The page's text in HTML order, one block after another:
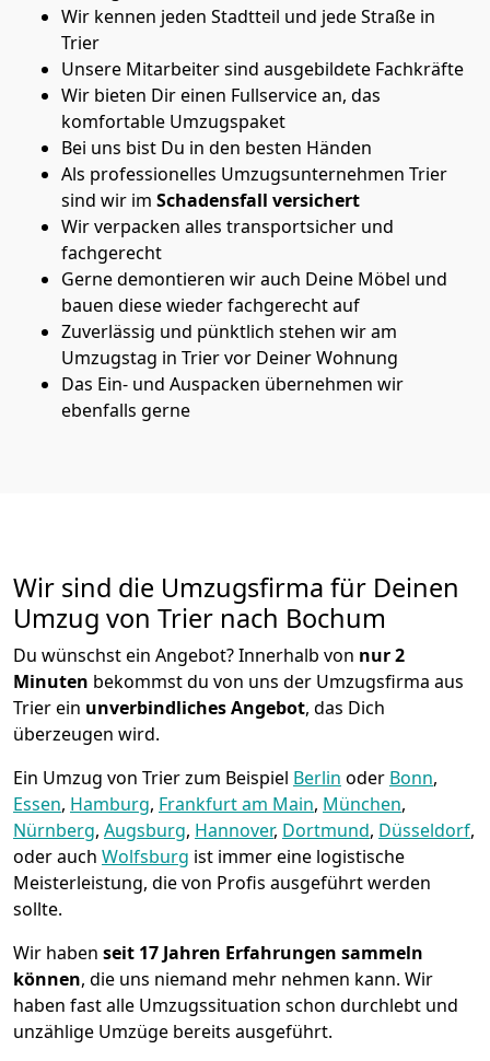
Wir kennen jeden Stadtteil und jede Straße in
Trier
Unsere Mitarbeiter sind ausgebildete Fachkräfte
Wir bieten Dir einen Fullservice an, das
komfortable Umzugspaket
Bei uns bist Du in den besten Händen
Als professionelles Umzugsunternehmen Trier
sind wir im Schadensfall versichert
Wir verpacken alles transportsicher und
fachgerecht
Gerne demontieren wir auch Deine Möbel und
bauen diese wieder fachgerecht auf
Zuverlässig und pünktlich stehen wir am
Umzugstag in Trier vor Deiner Wohnung
Das Ein- und Auspacken übernehmen wir
ebenfalls gerne
Wir sind die Umzugsfirma für Deinen
Umzug von Trier nach Bochum
Du wünschst ein Angebot? Innerhalb von nur 2
Minuten bekommst du von uns der Umzugsfirma aus
Trier ein unverbindliches Angebot, das Dich
überzeugen wird.
Ein Umzug von Trier zum Beispiel Berlin oder Bonn,
Essen, Hamburg, Frankfurt am Main, München,
Nürnberg, Augsburg, Hannover, Dortmund, Düsseldorf,
oder auch Wolfsburg ist immer eine logistische
Meisterleistung, die von Profis ausgeführt werden
sollte.
Wir haben seit 17 Jahren Erfahrungen sammeln
können, die uns niemand mehr nehmen kann. Wir
haben fast alle Umzugssituation schon durchlebt und
unzählige Umzüge bereits ausgeführt.